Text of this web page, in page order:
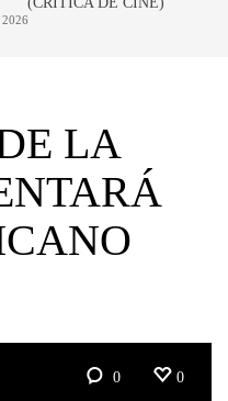
LA
0 0